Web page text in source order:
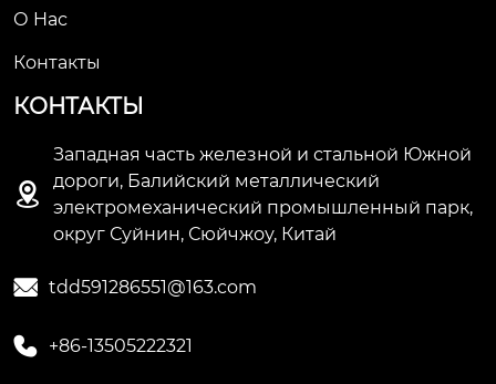
О Hас
Контакты
КОНТАКТЫ

Западная часть железной и стальной Южной
дороги, Балийский металлический
электромеханический промышленный парк,
округ Суйнин, Сюйчжоу, Китай
 tdd591286551@163.com
 +86-13505222321